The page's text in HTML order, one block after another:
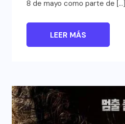
8 de mayo como parte de […]
LEER MÁS